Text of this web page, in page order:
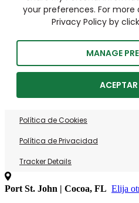
your preferences. For more
Privacy Policy by
MANAGE
Política de Cookies
Política de Privacidad
Tracker Details
Port St. John | Cocoa, FL Elija